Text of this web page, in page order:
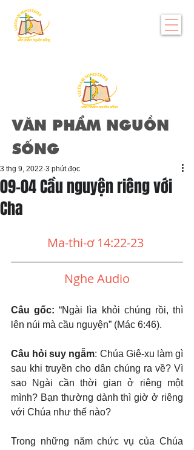
VĂN PHẨM NGUỒN
SỐNG
09-04 Cầu nguyện riêng với
Cha
3 thg 9, 2022 3 phút đọc
Ma-thi-ơ 14:22-23
Nghe Audio
Câu gốc: “Ngài lìa khỏi chúng rồi, thì
lên núi mà cầu nguyện” (Mác 6:46).
Câu hỏi suy ngẫm: Chúa Giê-xu làm gì
sau khi truyền cho dân chúng ra về? Vì
sao Ngài cần thời gian ở riêng một
mình? Bạn thường dành thì giờ ở riêng
với Chúa như thế nào?
Trong những năm chức vụ của Chúa